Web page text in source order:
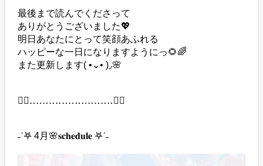
最後まで読んでくださって
ありがとうございました💖
明日あなたにとって笑顔あふれる
ハッピーな一日になりますようにっ🌻🌈
また更新します( •⌄• )◞🌸
❁⃘‥‥‥‥‥‥‥‥‥‥‥‥‥❁⃘
˗ˋ𖤐 4月🌸𝐬𝐜𝐡𝐞𝐝𝐮𝐥𝐞 𖤐ˊ˗